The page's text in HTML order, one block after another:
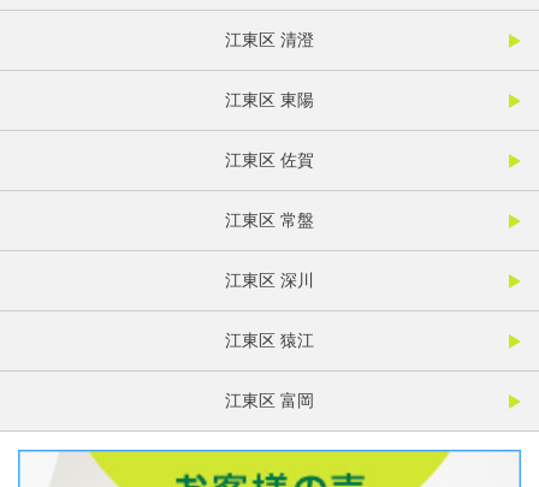
江東区 清澄
江東区 東陽
江東区 佐賀
江東区 常盤
江東区 深川
江東区 猿江
江東区 富岡